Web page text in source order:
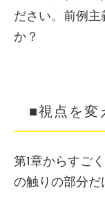
ださい。前例
か？
■視点を変
第1章からすご
の触りの部分だ